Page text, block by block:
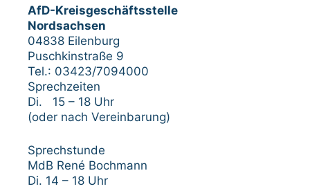
AfD-Kreisgeschäftsstelle
Nordsachsen
04838 Eilenburg
Puschkinstraße 9
Tel.: 03423/7094000
Sprechzeiten
Di. 15 – 18 Uhr
(oder nach Vereinbarung)
Sprechstunde
MdB René Bochmann
Di. 14 – 18 Uhr